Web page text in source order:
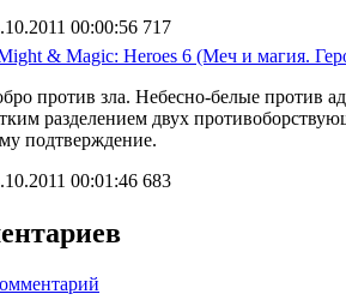
00:00:56 717
& Magic: Heroes 6 (Меч и магия.
против зла. Небесно-белые против
разделением двух
подтверждение.
00:01:46 683